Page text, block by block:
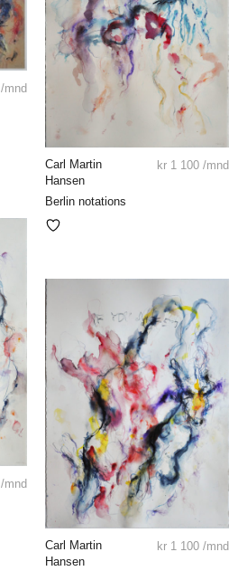
/mnd
Carl Martin
Hansen
Berlin notations
kr 1 100 /mnd
/mnd
Carl Martin
Hansen
kr 1 100 /mnd